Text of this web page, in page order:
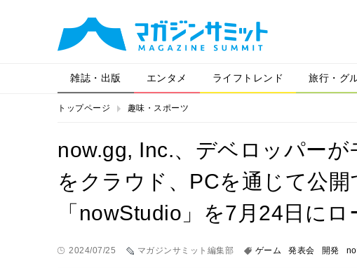
雑誌・出版 エンタメ ライフトレンド 旅行・グ
トップページ 趣味・スポーツ
now.gg, Inc.、デベロッパー
をクラウド、PCを通じて公開
「nowStudio」を7月24日にロ
2024/07/25 マガジンサミット編集部 ゲーム 発表会 開発